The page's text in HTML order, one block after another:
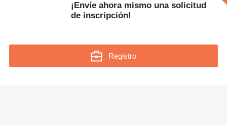
¡Envíe ahora mismo una solicitud
de inscripción!
Registro